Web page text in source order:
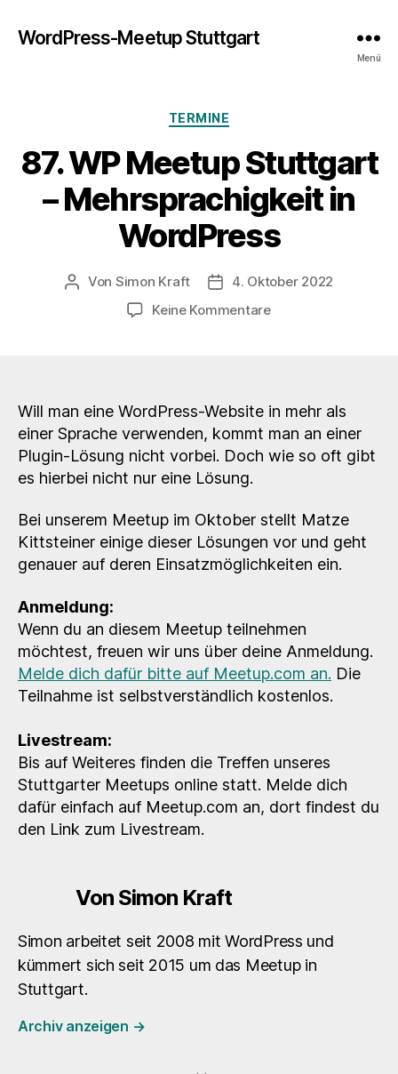
WordPress-Meetup Stuttgart
Menü
Kategorien
TERMINE
87. WP Meetup Stuttgart
– Mehrsprachigkeit in
WordPress
Beitragsautor
Von Simon Kraft Veröffentlichungsdatum
4. Oktober 2022
Keine Kommentarezu
–
Mehrsprachigkeit
WordPress
Will man eine WordPress-Website in mehr als
einer Sprache verwenden, kommt man an einer
Plugin-Lösung nicht vorbei. Doch wie so oft gibt
es hierbei nicht nur eine Lösung.
Bei unserem Meetup im Oktober stellt Matze
Kittsteiner einige dieser Lösungen vor und geht
genauer auf deren Einsatzmöglichkeiten ein.
Anmeldung:
Wenn du an diesem Meetup teilnehmen
möchtest, freuen wir uns über deine Anmeldung.
Melde dich dafür bitte auf Meetup.com an. Die
Teilnahme ist selbstverständlich kostenlos.
Livestream:
Bis auf Weiteres finden die Treffen unseres
Stuttgarter Meetups online statt. Melde dich
dafür einfach auf Meetup.com an, dort findest du
den Link zum Livestream.
Von Simon Kraft
Simon arbeitet seit 2008 mit WordPress und
kümmert sich seit 2015 um das Meetup in
Stuttgart.
Archiv anzeigen →